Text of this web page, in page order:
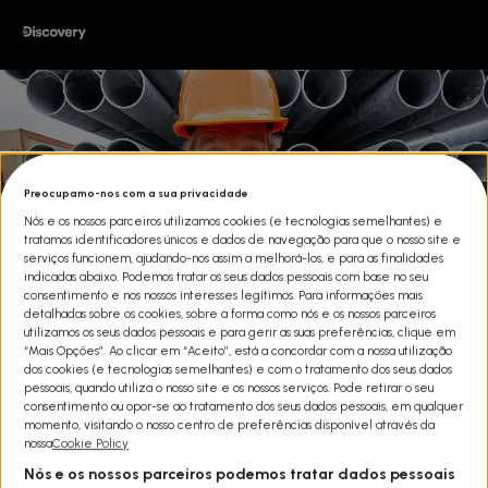
TRABALHO SUJO T9
Preocupamo-nos com a sua privacidade
Nós e os nossos parceiros utilizamos cookies (e tecnologias semelhantes) e
tratamos identificadores únicos e dados de navegação para que o nosso site e
serviços funcionem, ajudando-nos assim a melhorá-los, e para as finalidades
indicadas abaixo. Podemos tratar os seus dados pessoais com base no seu
consentimento e nos nossos interesses legítimos. Para informações mais
detalhadas sobre os cookies, sobre a forma como nós e os nossos parceiros
utilizamos os seus dados pessoais e para gerir as suas preferências, clique em
“Mais Opções”. Ao clicar em “Aceito”, está a concordar com a nossa utilização
dos cookies (e tecnologias semelhantes) e com o tratamento dos seus dados
pessoais, quando utiliza o nosso site e os nossos serviços. Pode retirar o seu
consentimento ou opor-se ao tratamento dos seus dados pessoais, em qualquer
momento, visitando o nosso centro de preferências disponível através da
nossaCookie Policy
Nós e os nossos parceiros podemos tratar dados pessoais